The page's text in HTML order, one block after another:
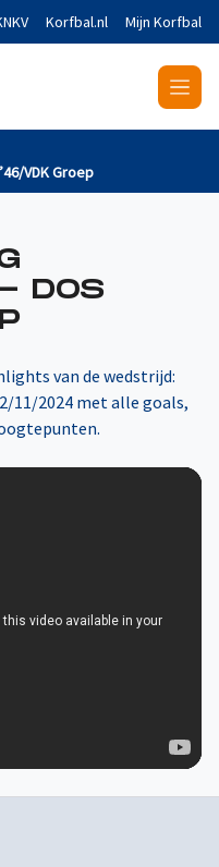
Korfbal.nl Mijn Korfbal
VDK Groep
DOS
van de wedstrijd:
11/2024 met alle goals,